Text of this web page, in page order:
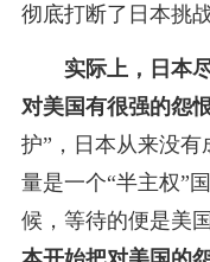
彻底打断了日本挑
实际上，日本
对美国有很强的怨
护”，日本从来没
量是一个“半主权”
候，等待的便是美